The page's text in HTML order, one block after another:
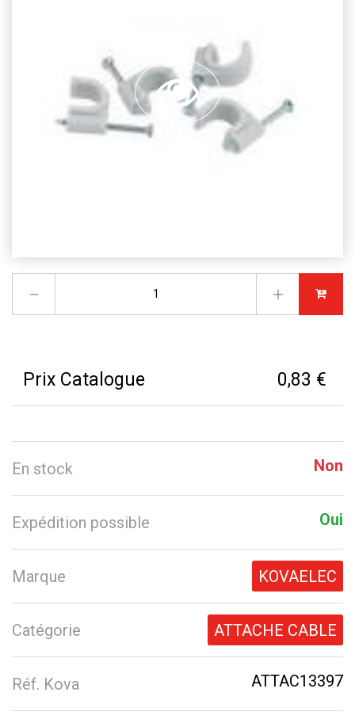
Prix Catalogue 0,83 €
En stock Non
Expédition possible Oui
Marque KOVAELEC
Catégorie ATTACHE CABLE
Réf. Kova ATTAC13397